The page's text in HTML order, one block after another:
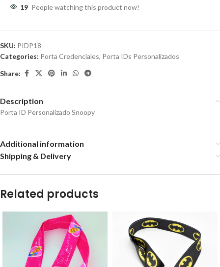
19 People watching this product now!
SKU: PIDP18
Categories: Porta Credenciales, Porta IDs Personalizados
Share:
Description
Porta ID Personalizado Snoopy
Additional information
Shipping & Delivery
Related products